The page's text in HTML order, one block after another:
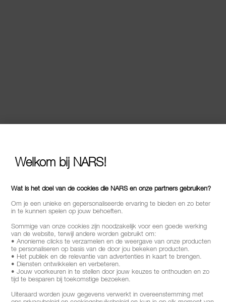
Welkom bij NARS!
Wat is het doel van de cookies die NARS en onze partners gebruiken?
Om je een unieke en gepersonaliseerde ervaring te bieden en zo beter
in te kunnen spelen op jouw behoeften.
Sommige van onze cookies zijn noodzakelijk voor een goede werking
van de website, terwijl andere worden gebruikt om:
• Anonieme clicks te verzamelen en de weergave van onze producten
te personaliseren op basis van de door jou bekeken producten.
• Het publiek en de relevantie van advertenties in kaart te brengen.
• Diensten ontwikkelen en verbeteren.
• Jouw voorkeuren in te stellen door jouw keuzes te onthouden en zo
tijd te besparen bij toekomstige bezoeken.
Uiteraard worden jouw gegevens verwerkt in overeenstemming met